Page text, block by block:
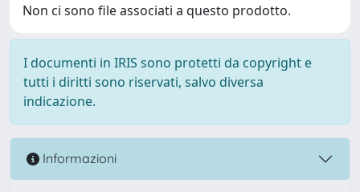
Non ci sono file associati a questo prodotto.
I documenti in IRIS sono protetti da copyright e
tutti i diritti sono riservati, salvo diversa
indicazione.
Informazioni